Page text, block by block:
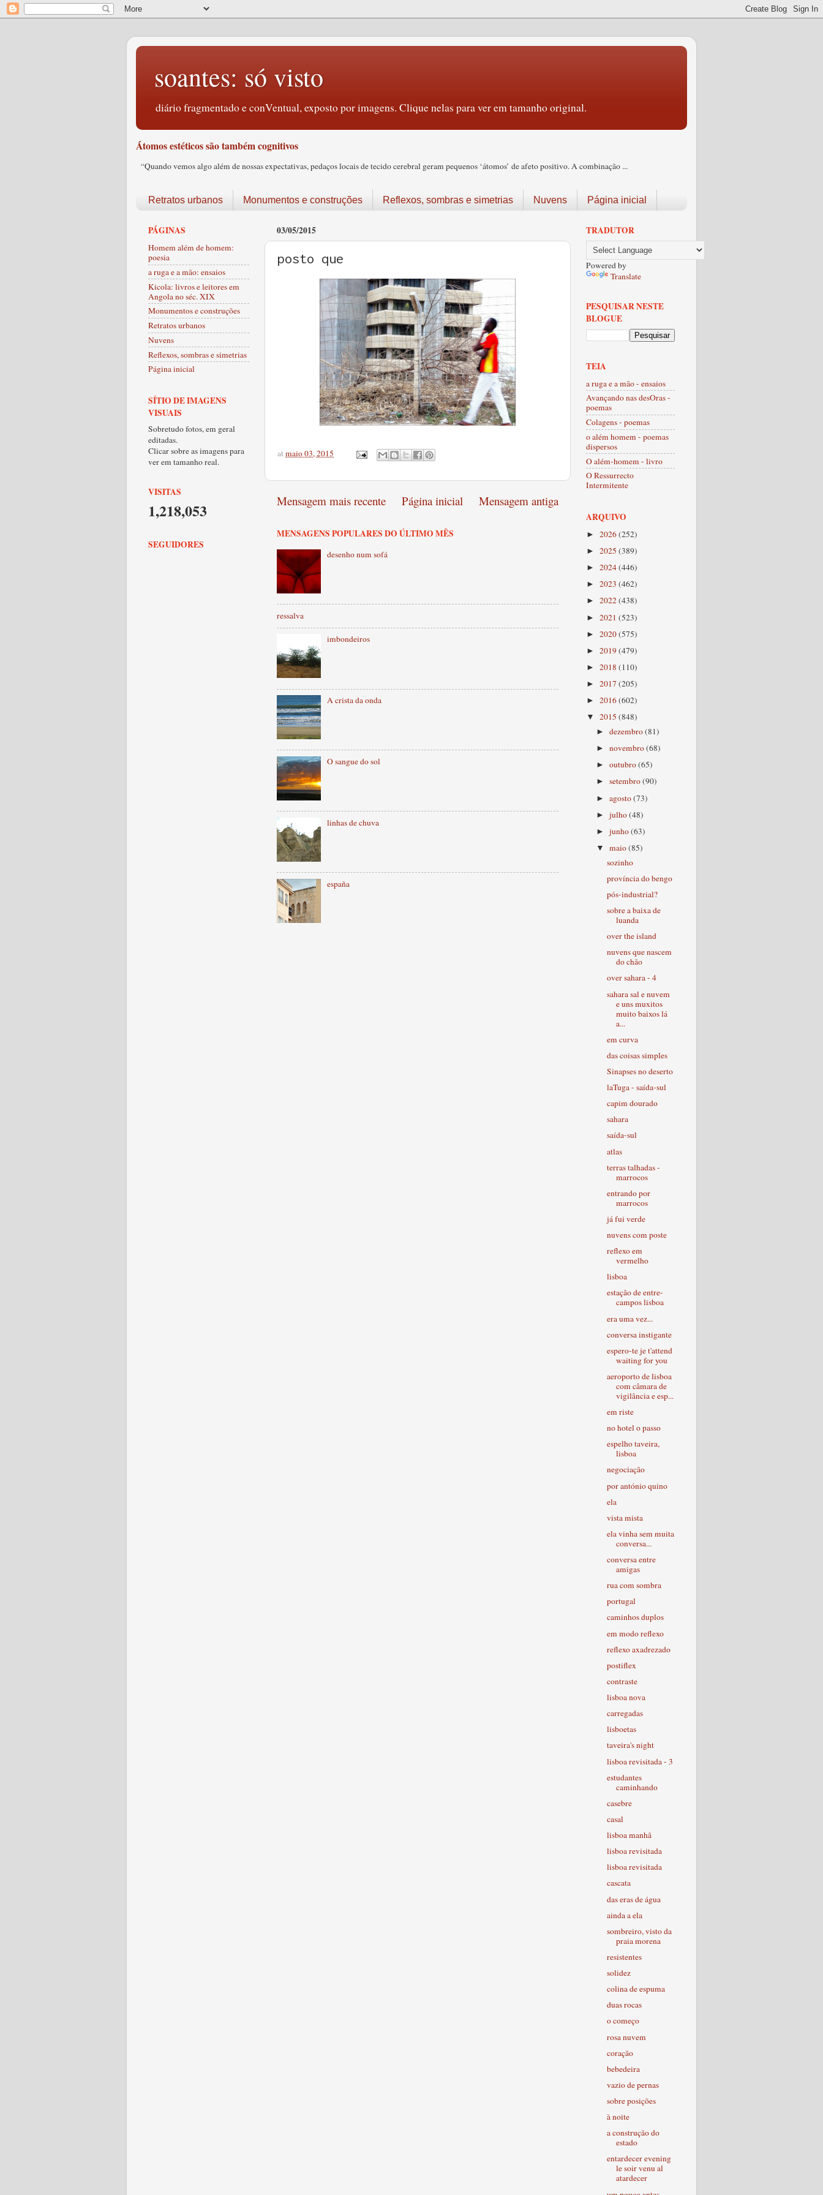
soantes: só visto
diário fragmentado e conVentual, exposto por imagens. Clique nelas para ver em tamanho original.
Átomos estéticos são também cognitivos
“Quando vemos algo além de nossas expectativas, pedaços locais de tecido cerebral geram pequenos ‘átomos’ de afeto positivo. A combinação ...
Retratos urbanos Monumentos e construções Reflexos, sombras e simetrias Nuvens Página inicial
03/05/2015
posto que
atmaio 03, 2015
Mensagem mais recente Mensagem antiga
Página inicial
MENSAGENS POPULARES DO ÚLTIMO MÊS
desenho num sofá
ressalva
imbondeiros
A crista da onda
O sangue do sol
linhas de chuva
españa
PÁGINAS
Homem além de homem:
poesia
a ruga e a mão: ensaios
Kicola: livros e leitores em
Angola no séc. XIX
Monumentos e construções
Retratos urbanos
Nuvens
Reflexos, sombras e simetrias
Página inicial
SÍTIO DE IMAGENS
VISUAIS
Sobretudo fotos, em geral
editadas.
Clicar sobre as imagens para
ver em tamanho real.
VISITAS
1,218,053
SEGUIDORES
TRADUTOR
Powered by
Translate
PESQUISAR NESTE
BLOGUE
TEIA
a ruga e a mão - ensaios
Avançando nas desOras -
poemas
Colagens - poemas
o além homem - poemas
dispersos
O além-homem - livro
O Ressurrecto
Intermitente
ARQUIVO
► 2026(252)
► 2025 (389)
► 2024(446)
► 2023 (462)
► 2022(438)
► 2021 (523)
► 2020(575)
► 2019(479)
► 2018 (110)
► 2017 (205)
► 2016(602)
▼ 2015 (848)
►dezembro(81)
►novembro(68)
►outubro(65)
►setembro(90)
►agosto(73)
►julho(48)
►junho(63)
▼maio(85)
sozinho
província do bengo
pós-industrial?
sobre a baixa de
luanda
over the island
nuvens que nascem
do chão
over sahara - 4
sahara sal e nuvem
e uns muxitos
muito baixos lá
a...
em curva
das coisas simples
Sinapses no deserto
laTuga - saída-sul
capim dourado
sahara
saída-sul
atlas
terras talhadas -
marrocos
entrando por
marrocos
já fui verde
nuvens com poste
reflexo em
vermelho
lisboa
estação de entre-
campos lisboa
era uma vez...
conversa instigante
espero-te je t'attend
waiting for you
aeroporto de lisboa
com câmara de
vigilância e esp...
em riste
no hotel o passo
espelho taveira,
lisboa
negociação
por antónio quino
ela
vista mista
ela vinha sem muita
conversa...
conversa entre
amigas
rua com sombra
portugal
caminhos duplos
em modo reflexo
reflexo axadrezado
postiflex
contraste
lisboa nova
carregadas
lisboetas
taveira's night
lisboa revisitada - 3
estudantes
caminhando
casebre
casal
lisboa manhã
lisboa revisitada
lisboa revisitada
cascata
das eras de água
ainda a ela
sombreiro, visto da
praia morena
resistentes
solidez
colina de espuma
duas rocas
o começo
rosa nuvem
coração
bebedeira
vazio de pernas
sobre posições
à noite
a construção do
estado
entardecer evening
le soir venu al
atardecer